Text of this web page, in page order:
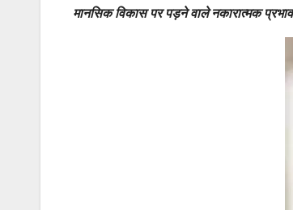
मानसिक विकास पर पड़ने वाले नकारात्मक